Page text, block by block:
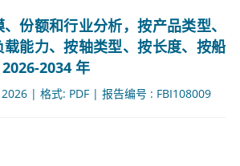
份额和行业分析，按产品类型、
能力、按轴类型、按长度、按船
2034 年
| 格式: PDF | 报告编号 : FBI108009